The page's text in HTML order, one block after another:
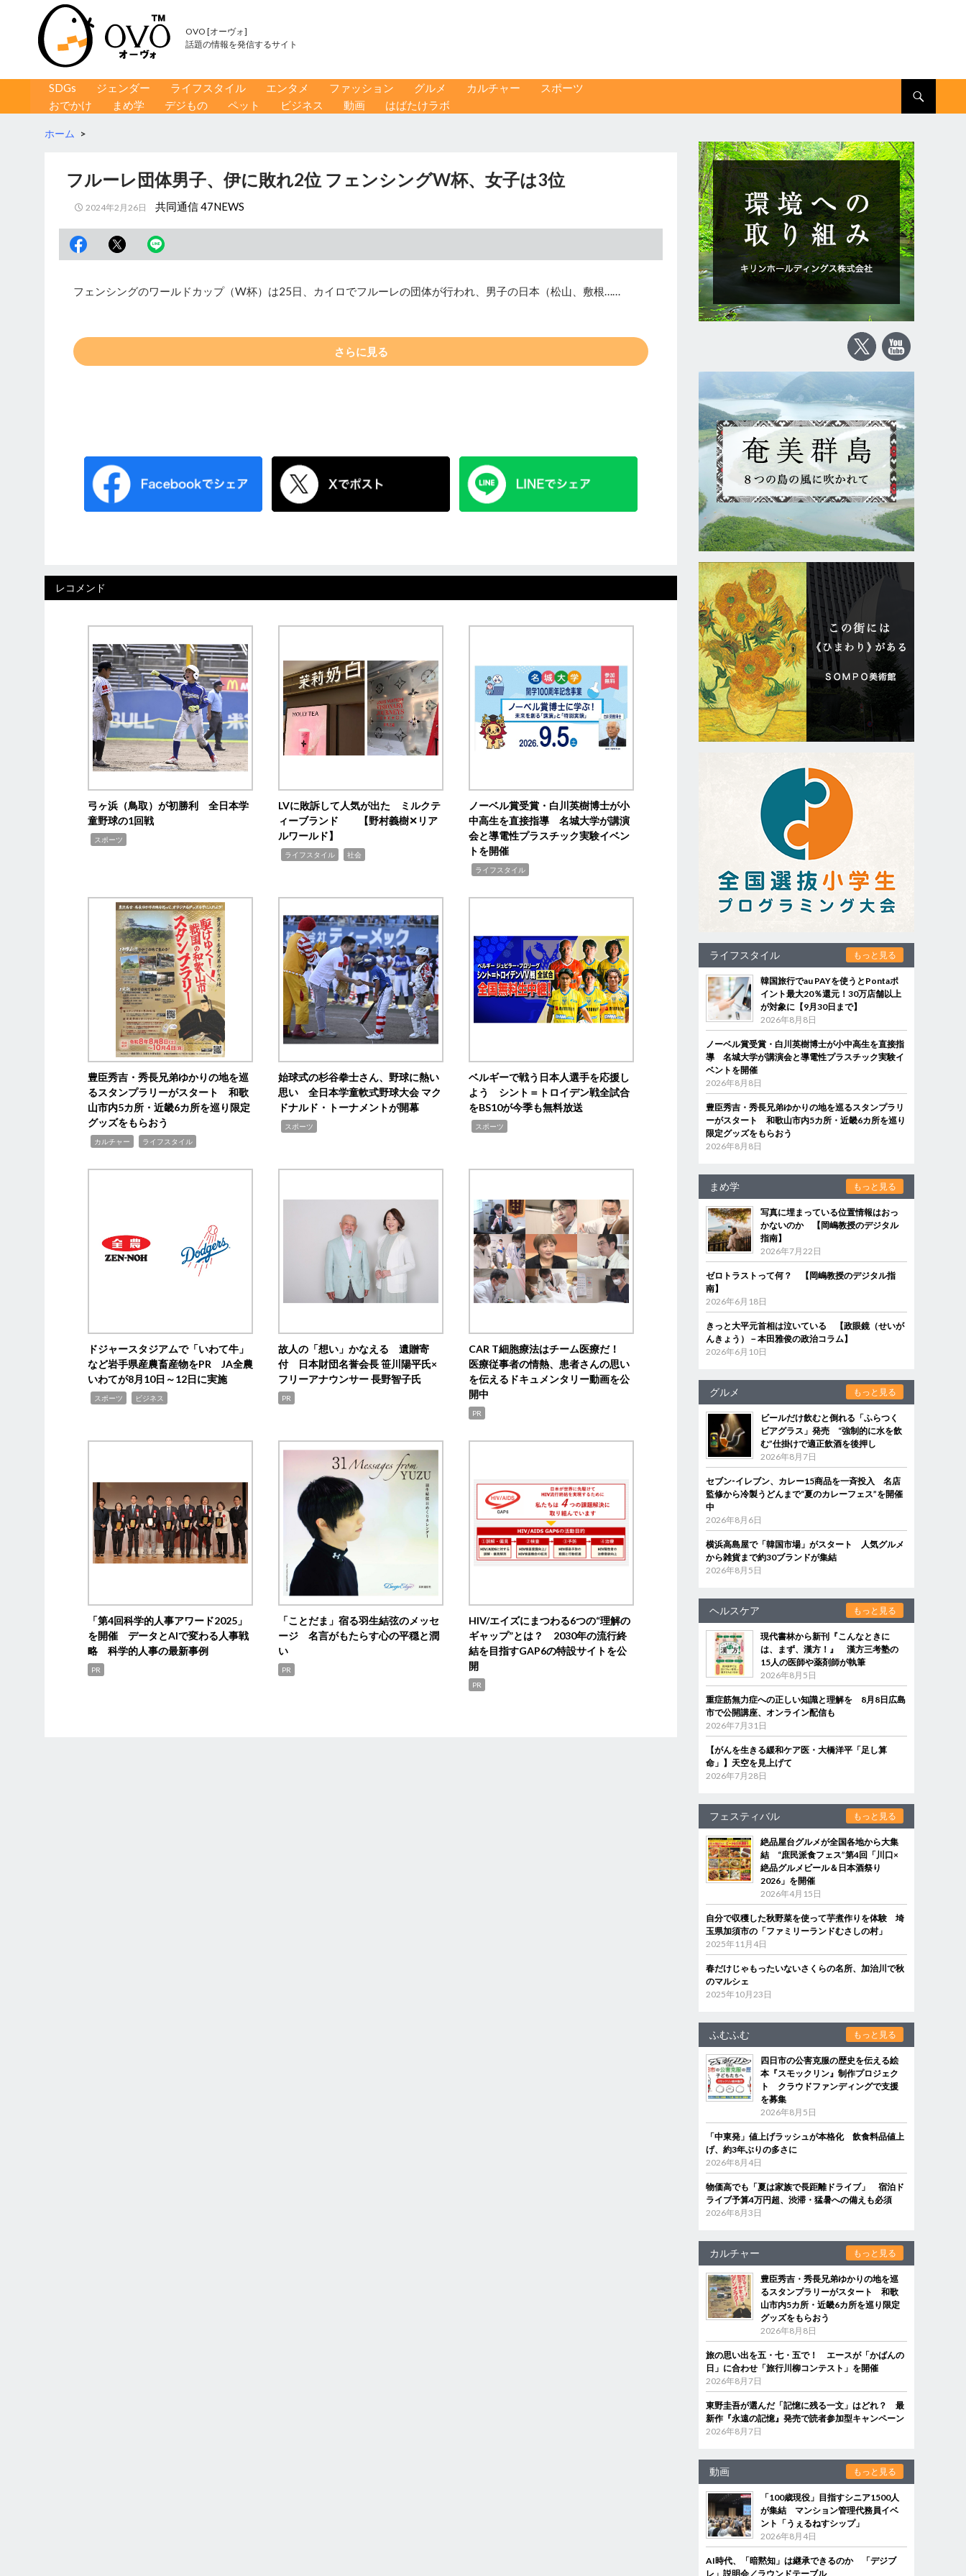
OVO [オーヴォ]
話題の情報を発信するサイト
コンテンツへ移動
SDGs ジェンダー ライフスタイル エンタメ ファッション グルメ カルチャー
スポーツ
おでかけ
まめ学 デジもの ペット ビジネス 動画 はばたけラボ
ホーム >
フルーレ団体男子、伊に敗れ2位 フェンシングW杯、女子は3位
2024年2月26日 共同通信 47NEWS
フェンシングのワールドカップ（W杯）は25日、カイロでフルーレの団体が行われ、男子の日本（松山、敷根……
さらに見る
レコメンド
弓ヶ浜（鳥取）が初勝利 全日本学
童野球の1回戦
スポーツ
LVに敗訴して人気が出た ミルクテ
ィーブランド 【野村義樹✕リア
ルワールド】
ライフスタイル 社会
ノーベル賞受賞・白川英樹博士が小
中高生を直接指導 名城大学が講演
会と導電性プラスチック実験イベン
トを開催
ライフスタイル
豊臣秀吉・秀長兄弟ゆかりの地を巡
るスタンプラリーがスタート 和歌
山市内5カ所・近畿6カ所を巡り限定
グッズをもらおう
カルチャー ライフスタイル
始球式の杉谷拳士さん、野球に熱い
思い 全日本学童軟式野球大会 マク
ドナルド・トーナメントが開幕
スポーツ
ベルギーで戦う日本人選手を応援し
よう シント＝トロイデン戦全試合
をBS10が今季も無料放送
スポーツ
ドジャースタジアムで「いわて牛」
など岩手県産農畜産物をPR JA全農
いわてが8月10日～12日に実施
スポーツ ビジネス
故人の「想い」かなえる 遺贈寄
付 日本財団名誉会長 笹川陽平氏×
フリーアナウンサー 長野智子氏
PR
CAR T細胞療法はチーム医療だ！
医療従事者の情熱、患者さんの思い
を伝えるドキュメンタリー動画を公
開中
PR
「第4回科学的人事アワード2025」
を開催 データとAIで変わる人事戦
略 科学的人事の最新事例
PR
「ことだま」宿る羽生結弦のメッセ
ージ 名言がもたらす心の平穏と潤
い
PR
HIV/エイズにまつわる6つの“理解の
ギャップ”とは？ 2030年の流行終
結を目指すGAP6の特設サイトを公
開
PR
ライフスタイル もっと見る
韓国旅行でau PAYを使うとPontaポ
イント最大20％還元！30万店舗以上
が対象に【9月30日まで】
2026年8月8日
ノーベル賞受賞・白川英樹博士が小中高生を直接指
導 名城大学が講演会と導電性プラスチック実験イ
ベントを開催
2026年8月8日
豊臣秀吉・秀長兄弟ゆかりの地を巡るスタンプラリ
ーがスタート 和歌山市内5カ所・近畿6カ所を巡り
限定グッズをもらおう
2026年8月8日
まめ学 もっと見る
写真に埋まっている位置情報はおっ
かないのか 【岡嶋教授のデジタル
指南】
2026年7月22日
ゼロトラストって何？ 【岡嶋教授のデジタル指
南】
2026年6月18日
きっと大平元首相は泣いている 【政眼鏡（せいが
んきょう）－本田雅俊の政治コラム】
2026年6月10日
グルメ もっと見る
ビールだけ飲むと倒れる「ふらつく
ビアグラス」発売 “強制的に水を飲
む”仕掛けで適正飲酒を後押し
2026年8月7日
セブン‐イレブン、カレー15商品を一斉投入 名店
監修から冷製うどんまで“夏のカレーフェス”を開催
中
2026年8月6日
横浜高島屋で「韓国市場」がスタート 人気グルメ
から雑貨まで約30ブランドが集結
2026年8月5日
ヘルスケア もっと見る
現代書林から新刊『こんなときに
は、まず、漢方！』 漢方三考塾の
15人の医師や薬剤師が執筆
2026年8月5日
重症筋無力症への正しい知識と理解を 8月8日広島
市で公開講座、オンライン配信も
2026年7月31日
【がんを生きる緩和ケア医・大橋洋平「足し算
命」】天空を見上げて
2026年7月28日
フェスティバル もっと見る
絶品屋台グルメが全国各地から大集
結 “庶民派食フェス”第4回「川口×
絶品グルメビール＆日本酒祭り
2026」を開催
2026年4月15日
自分で収穫した秋野菜を使って芋煮作りを体験 埼
玉県加須市の「ファミリーランドむさしの村」
2025年11月4日
春だけじゃもったいないさくらの名所、加治川で秋
のマルシェ
2025年10月23日
ふむふむ もっと見る
四日市の公害克服の歴史を伝える絵
本『スモックリン』制作プロジェク
ト クラウドファンディングで支援
を募集
2026年8月5日
「中東発」値上げラッシュが本格化 飲食料品値上
げ、約3年ぶりの多さに
2026年8月4日
物価高でも「夏は家族で長距離ドライブ」 宿泊ド
ライブ予算4万円超、渋滞・猛暑への備えも必須
2026年8月3日
カルチャー もっと見る
豊臣秀吉・秀長兄弟ゆかりの地を巡
るスタンプラリーがスタート 和歌
山市内5カ所・近畿6カ所を巡り限定
グッズをもらおう
2026年8月8日
旅の思い出を五・七・五で！ エースが「かばんの
日」に合わせ「旅行川柳コンテスト」を開催
2026年8月7日
東野圭吾が選んだ「記憶に残る一文」はどれ？ 最
新作『永遠の記憶』発売で読者参加型キャンペーン
2026年8月7日
動画 もっと見る
「100歳現役」目指すシニア1500人
が集結 マンション管理代務員イベ
ント「うぇるねすシップ」
2026年8月4日
AI時代、「暗黙知」は継承できるのか 「デジブ
レ」説明会／ラウンドテーブル